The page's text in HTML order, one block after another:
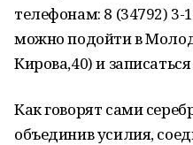
телефонам: 8 (34792) 3-
можно подойти в
Кирова,40) и
Как говорят сами
объединив усилия,